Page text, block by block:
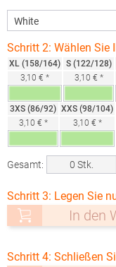
Schritt 2: Wählen Sie
XL (158/164)
3,10 € *
S (122/128)
3,10 € *
3XS (86/92)
3,10 € *
XXS (98/104)
3,10 € *
Gesamt: 0 Stk.
Schritt 3: Legen Sie
In den
Schritt 4: Schließen